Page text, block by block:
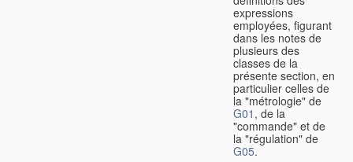
expressions
employées, figurant
dans les notes de
plusieurs des
classes de la
présente section, en
particulier celles de
la "métrologie" de
G01 , de la
"commande" et de
la "régulation" de
G05.